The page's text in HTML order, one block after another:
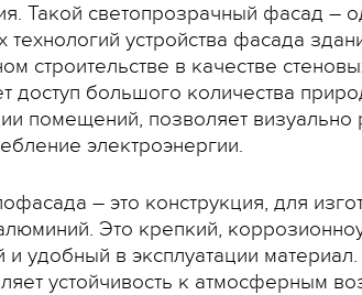
Такой светопрозрачный фасад –
технологий устройства фасада
строительстве в качестве
доступ большого количества
помещений, позволяет визуально
электроэнергии.
– это конструкция, для
Это крепкий,
и удобный в эксплуатации
устойчивость к атмосферным